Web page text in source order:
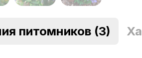
питомников (3)